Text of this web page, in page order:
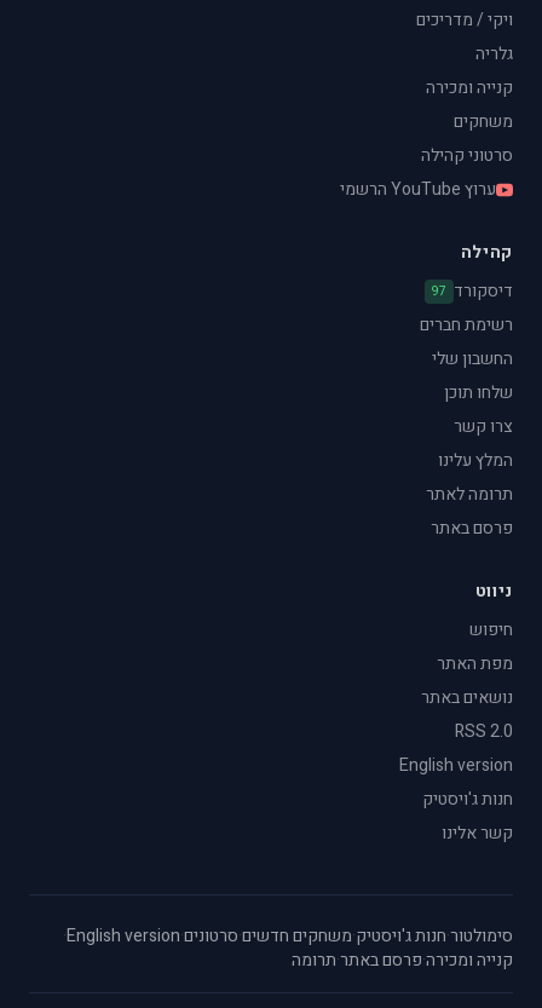
ויקי / מדריכים
גלריה
קנייה ומכירה
משחקים
סרטוני קהילה
ערוץ YouTube הרשמי
קהילה
דיסקורד 97
רשימת חברים
החשבון שלי
שלחו תוכן
צרו קשר
המלץ עלינו
תרומה לאתר
פרסם באתר
ניווט
חיפוש
מפת האתר
נושאים באתר
RSS 2.0
English version
חנות ג'ויסטיק
קשר אלינו
סימולטור·חנות ג'ויסטיק·משחקים חדשים·סרטונים·
English version
·
קנייה ומכירה·פרסם באתר·תרומה